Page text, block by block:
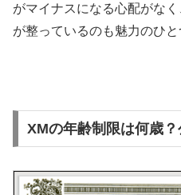
がマイナスになる心配がな
が整っているのも魅力のひと
XMの年齢制限は何歳